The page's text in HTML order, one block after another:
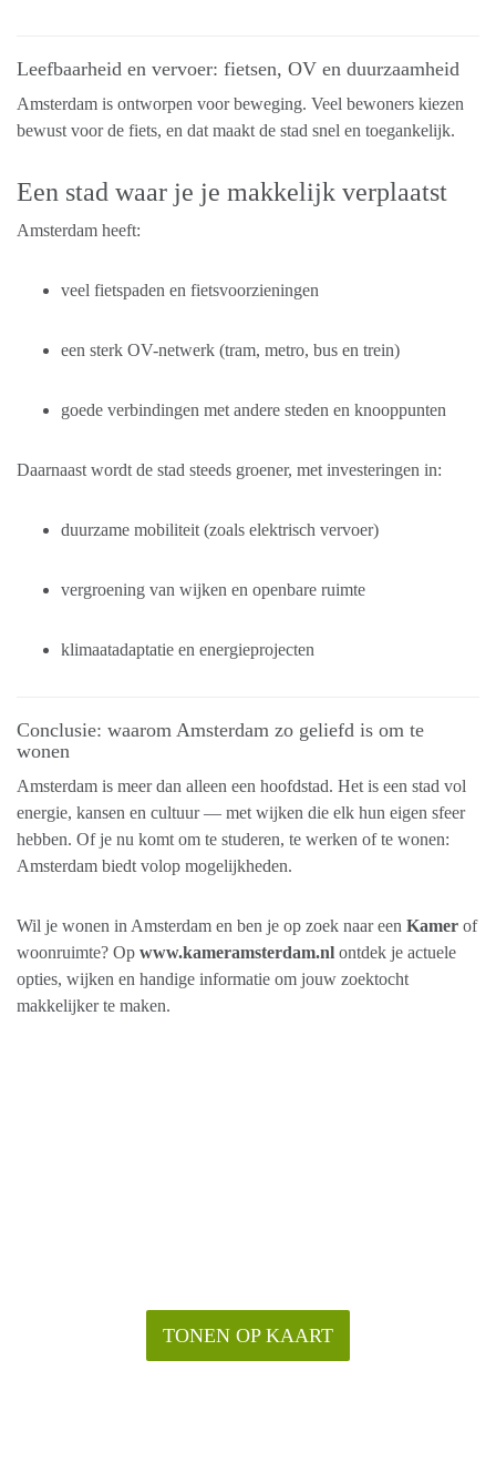
Leefbaarheid en vervoer: fietsen, OV en duurzaamheid
Amsterdam is ontworpen voor beweging. Veel bewoners kiezen
bewust voor de fiets, en dat maakt de stad snel en toegankelijk.
Een stad waar je je makkelijk verplaatst
Amsterdam heeft:
veel fietspaden en fietsvoorzieningen
een sterk OV-netwerk (tram, metro, bus en trein)
goede verbindingen met andere steden en knooppunten
Daarnaast wordt de stad steeds groener, met investeringen in:
duurzame mobiliteit (zoals elektrisch vervoer)
vergroening van wijken en openbare ruimte
klimaatadaptatie en energieprojecten
Conclusie: waarom Amsterdam zo geliefd is om te
wonen
Amsterdam is meer dan alleen een hoofdstad. Het is een stad vol
energie, kansen en cultuur — met wijken die elk hun eigen sfeer
hebben. Of je nu komt om te studeren, te werken of te wonen:
Amsterdam biedt volop mogelijkheden.
Wil je wonen in Amsterdam en ben je op zoek naar een Kamer of
woonruimte? Op www.kameramsterdam.nl ontdek je actuele
opties, wijken en handige informatie om jouw zoektocht
makkelijker te maken.
TONEN OP KAART